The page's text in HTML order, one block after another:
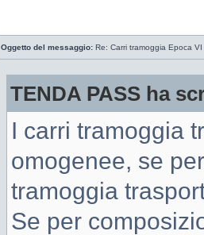
Oggetto del messaggio: Re: Carri tramoggia Epoca VI
TENDA PASS ha
I carri tramoggia
omogenee, se
tramoggia
Se per